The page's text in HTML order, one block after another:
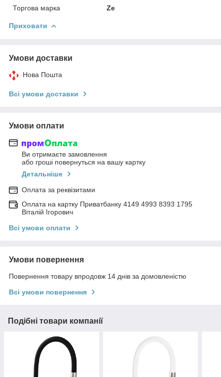
Торгова марка
Ze
Приховати
Умови доставки
Нова Пошта
Всі умови доставки
Умови оплати
Ви отримаєте замовлення
або гроші повернуться на вашу картку
Детальніше
Оплата за реквізитами
Оплата на картку Приватбанку 4149 4993 8393 1795
Віталій Ігорович
Всі умови оплати
Умови повернення
Повернення товару впродовж 14 днів за домовленістю
Всі умови повернення
Подібні товари компанії